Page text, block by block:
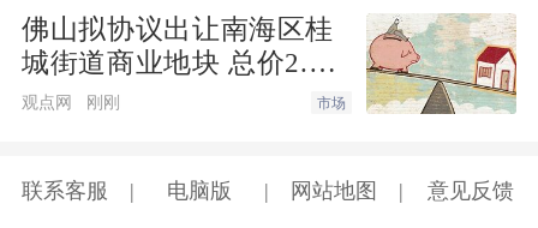
佛山拟协议出让南海区桂
城街道商业地块 总价2.28
亿元
观点网 刚刚 市场
联系客服 电脑版 网站地图 意见反馈